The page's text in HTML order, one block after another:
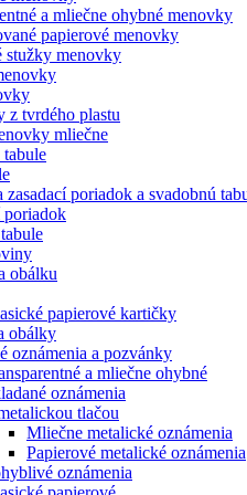
a mliečne ohybné menovky
papierové menovky
stužky menovky
z tvrdého plastu
mliečne
tabule
zasadací poriadok a svadobnú
poriadok
obálku
papierové kartičky
obálky
oznámenia a pozvánky
a mliečne ohybné
oznámenia
tlačou
Mliečne metalické oznámenia
Papierové metalické oznámenia
oznámenia